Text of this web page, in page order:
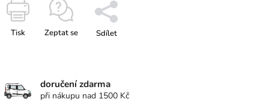
Tisk Zeptat se Sdílet
doručení zdarma
při nákupu nad 1500 Kč